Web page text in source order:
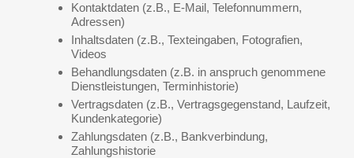
Kontaktdaten (z.B., E-Mail, Telefonnummern,
Adressen)
Inhaltsdaten (z.B., Texteingaben, Fotografien,
Videos
Behandlungsdaten (z.B. in anspruch genommene
Dienstleistungen, Terminhistorie)
Vertragsdaten (z.B., Vertragsgegenstand, Laufzeit,
Kundenkategorie)
Zahlungsdaten (z.B., Bankverbindung,
Zahlungshistorie